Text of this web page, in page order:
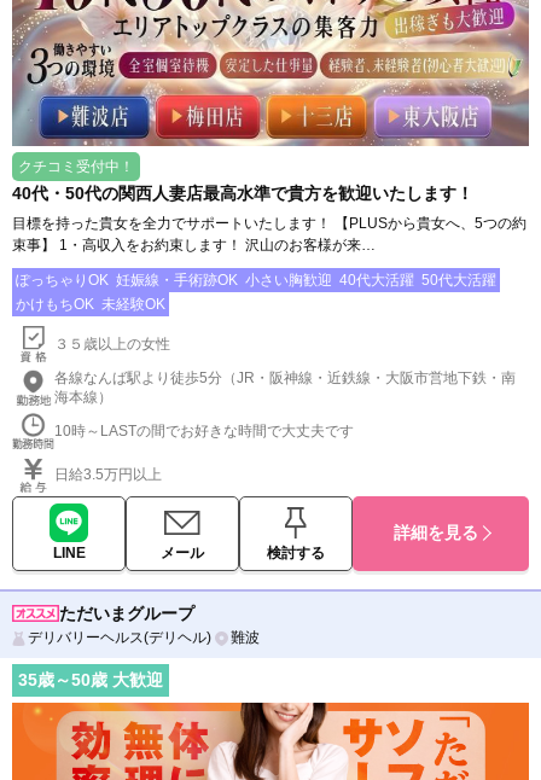
クチコミ受付中！
40代・50代の関西人妻店最高水準で貴方を歓迎いたします！
目標を持った貴女を全力でサポートいたします！ 【PLUSから貴女へ、5つの約
束事】 1・高収入をお約束します！ 沢山のお客様が来…
ぽっちゃりOK 妊娠線・手術跡OK 小さい胸歓迎 40代大活躍 50代大活躍
かけもちOK 未経験OK
３５歳以上の女性
各線なんば駅より徒歩5分（JR・阪神線・近鉄線・大阪市営地下鉄・南
海本線）
10時～LASTの間でお好きな時間で大丈夫です
日給3.5万円以上
LINE メール 検討する
詳細を見る
ただいまグループ
デリバリーヘルス(デリヘル) 難波
35歳～50歳 大歓迎